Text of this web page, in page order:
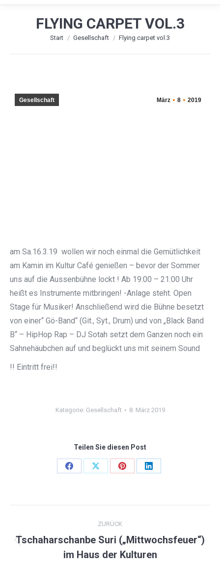
FLYING CARPET VOL.3
Sie befinden sich hier:
Start Gesellschaft Flying carpet vol.3
März 8 2019
Gesellschaft
am Sa.16.3.19 wollen wir noch einmal die Gemütlichkeit
am Kamin im Kultur Café genießen – bevor der Sommer
uns auf die Aussenbühne lockt ! Ab 19:00 – 21:00 Uhr
heißt es Instrumente mitbringen! -Anlage steht. Open
Stage für Musiker! Anschließend wird die Bühne besetzt
von einer“ Gö-Band“ (Git., Syt., Drum) und von „Black Band
B“ – HipHop Rap – DJ Sotah setzt dem Ganzen noch ein
Sahnehäubchen auf und beglückt uns mit seinem Sound
!! Eintritt frei!!
Kategorie: Gesellschaft 8. März 2019
Teilen Sie diesen Post
Share
Share
Share
Share
ZURÜCK
Vorheriger
Beitrag:
Tschaharschanbe Suri („Mittwochsfeuer“)
im Haus der Kulturen